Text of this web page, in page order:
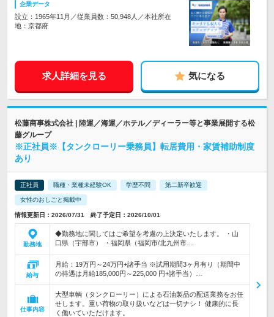
企業データ
設立：1965年11月／従業員数：50,948人／本社所在
地：京都府
求人詳細を見る 気になる
松藤商事株式会社 | 陸運／海運／ホテル／ディーラー等と事業展開する松
藤グループ
※正社員※【タンクローリー乗務員】転居費用・家賃補助制度
あり
正社員 職種・業種未経験OK 学歴不問 第二新卒歓迎
女性のおしごと掲載中
情報更新日：2026/07/31 終了予定日：2026/10/01
勤務地
◆勤務地に関してはご希望を考慮の上決定いたします。 ・山
口県（宇部市） ・福岡県（福岡市/北九州市…
給与
月給：19万円～24万円+諸手当 ※試用期間3ヶ月有り（期間中
の待遇は月給185,000円～225,000 円+諸手当）…
仕事内容
大型車輌（タンクローリー）による石油製品の配送業務をお任
せします。重い荷物の取り扱いなどは一切ナシ！ 健康的に長
く働いていただけます。